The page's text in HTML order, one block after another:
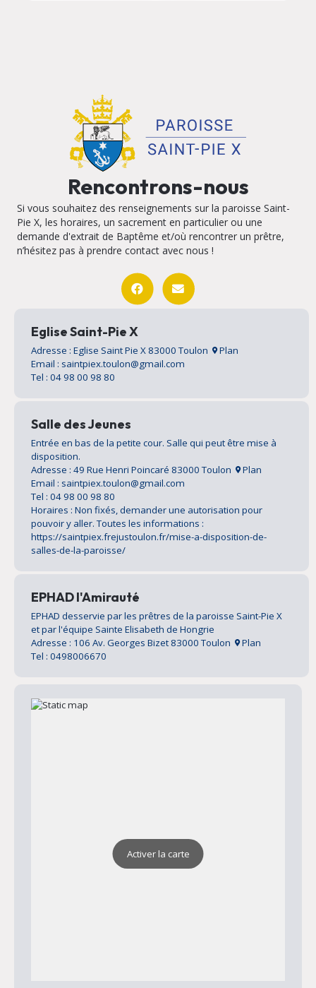
Rencontrons-nous
Si vous souhaitez des renseignements sur la paroisse Saint-
Pie X, les horaires, un sacrement en particulier ou une
demande d'extrait de Baptême et/où rencontrer un prêtre,
n’hésitez pas à prendre contact avec nous !
Eglise Saint-Pie X
Adresse : Eglise Saint Pie X 83000 Toulon
Plan
Email : saintpiex.toulon@gmail.com
Tel : 04 98 00 98 80
Salle des Jeunes
Entrée en bas de la petite cour. Salle qui peut être mise à
disposition.
Adresse : 49 Rue Henri Poincaré 83000 Toulon
Plan
Email : saintpiex.toulon@gmail.com
Tel : 04 98 00 98 80
Horaires : Non fixés, demander une autorisation pour
pouvoir y aller. Toutes les informations :
https://saintpiex.frejustoulon.fr/mise-a-disposition-de-
salles-de-la-paroisse/
EPHAD l'Amirauté
EPHAD desservie par les prêtres de la paroisse Saint-Pie X
et par l'équipe Sainte Elisabeth de Hongrie
Adresse : 106 Av. Georges Bizet 83000 Toulon
Plan
Tel : 0498006670
Activer la carte